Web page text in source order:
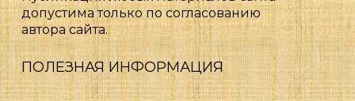
допустима только по согласованию
автора сайта.
ПОЛЕЗНАЯ ИНФОРМАЦИЯ